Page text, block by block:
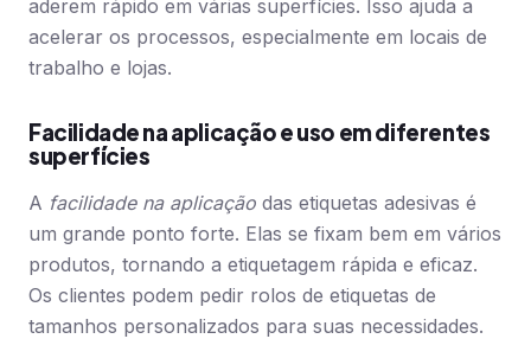
aderem rápido em várias superfícies. Isso ajuda a
acelerar os processos, especialmente em locais de
trabalho e lojas.
Facilidade na aplicação e uso em diferentes
superfícies
A facilidade na aplicação das etiquetas adesivas é
um grande ponto forte. Elas se fixam bem em vários
produtos, tornando a etiquetagem rápida e eficaz.
Os clientes podem pedir rolos de etiquetas de
tamanhos personalizados para suas necessidades.